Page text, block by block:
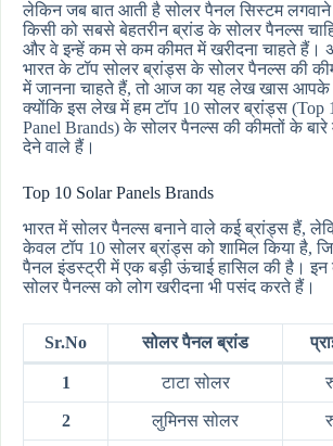
लेकिन जब बात आती है सोलर पैनल सिस्टम लगवाने
किसी को सबसे बेहतरीन ब्रांड के सोलर पैनल्स
और वे इन्हें कम से कम कीमत में खरीदना चाहते हैं।
भारत के टॉप सोलर ब्रांड्स के सोलर पैनल्स की
में जानना चाहते हैं, तो आज का यह लेख खास आपके
क्योंकि इस लेख में हम टॉप 10 सोलर ब्रांड्स (Top
Panel Brands) के सोलर पैनल्स की कीमतों के बारे
देने वाले हैं।
Top 10 Solar Panels Brands
भारत में सोलर पैनल्स बनाने वाले कई ब्रांड्स हैं,
केवल टॉप 10 सोलर ब्रांड्स को शामिल किया है,
पैनल इंडस्ट्री में एक बड़ी ऊंचाई हासिल की है।
सोलर पैनल्स को लोग खरीदना भी पसंद करते हैं।
Sr.No सोलर पैनल ब्रांड
1 टाटा सोलर
2 लुमिनस सोलर